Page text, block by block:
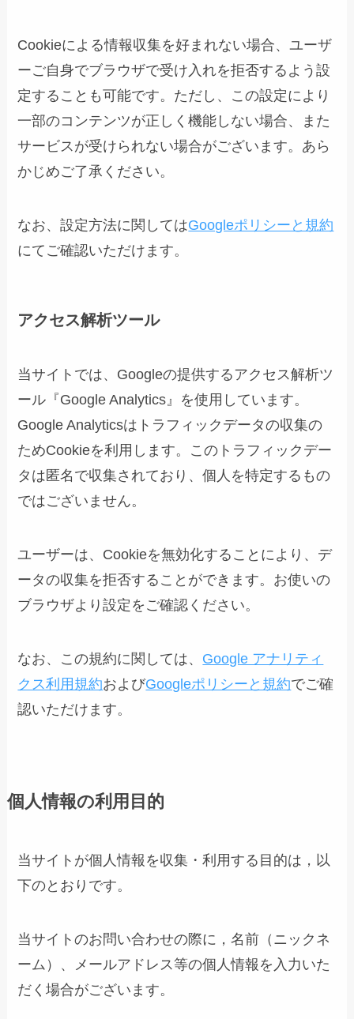
Cookieによる情報収集を好まれない場合、ユーザ
ーご自身でブラウザで受け入れを拒否するよう設
定することも可能です。ただし、この設定により
一部のコンテンツが正しく機能しない場合、また
サービスが受けられない場合がございます。あら
かじめご了承ください。
なお、設定方法に関してはGoogleポリシーと規約
にてご確認いただけます。
アクセス解析ツール
当サイトでは、Googleの提供するアクセス解析ツ
ール『Google Analytics』を使用しています。
Google Analyticsはトラフィックデータの収集の
ためCookieを利用します。このトラフィックデー
タは匿名で収集されており、個人を特定するもの
ではございません。
ユーザーは、Cookieを無効化することにより、デ
ータの収集を拒否することができます。お使いの
ブラウザより設定をご確認ください。
なお、この規約に関しては、 Google アナリティ
クス利用規約およびGoogleポリシーと規約でご確
認いただけます。
個人情報の利用目的
当サイトが個人情報を収集・利用する目的は，以
下のとおりです。
当サイトのお問い合わせの際に，名前（ニックネ
ーム）、メールアドレス等の個人情報を入力いた
だく場合がございます。